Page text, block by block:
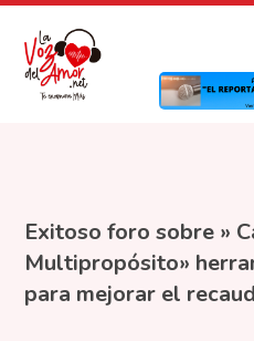
Exitoso foro sobre »
Multipropósito»
para mejorar el